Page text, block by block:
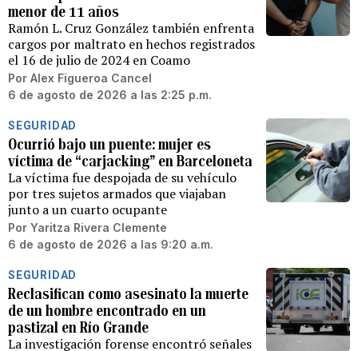
menor de 11 años
Ramón L. Cruz González también enfrenta
cargos por maltrato en hechos registrados
el 16 de julio de 2024 en Coamo
Por Alex Figueroa Cancel
6 de agosto de 2026 a las 2:25 p.m.
SEGURIDAD
Ocurrió bajo un puente: mujer es
víctima de “carjacking” en Barceloneta
La víctima fue despojada de su vehículo
por tres sujetos armados que viajaban
junto a un cuarto ocupante
Por Yaritza Rivera Clemente
6 de agosto de 2026 a las 9:20 a.m.
SEGURIDAD
Reclasifican como asesinato la muerte
de un hombre encontrado en un
pastizal en Río Grande
La investigación forense encontró señales